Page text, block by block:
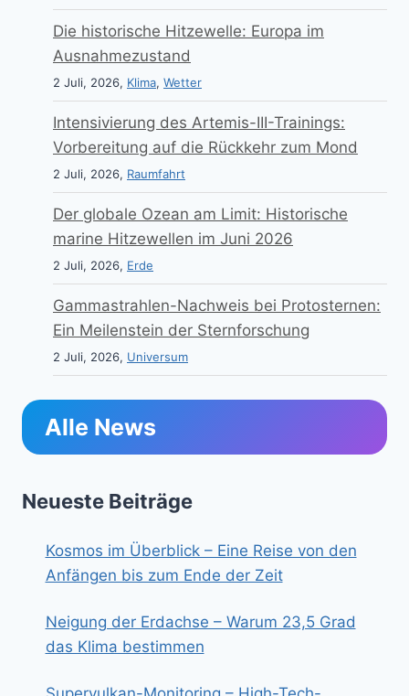
Die historische Hitzewelle: Europa im
Ausnahmezustand
2 Juli, 2026, Klima, Wetter
Intensivierung des Artemis-III-Trainings:
Vorbereitung auf die Rückkehr zum Mond
2 Juli, 2026, Raumfahrt
Der globale Ozean am Limit: Historische
marine Hitzewellen im Juni 2026
2 Juli, 2026, Erde
Gammastrahlen-Nachweis bei Protosternen:
Ein Meilenstein der Sternforschung
2 Juli, 2026, Universum
Alle News
Neueste Beiträge
Kosmos im Überblick – Eine Reise von den
Anfängen bis zum Ende der Zeit
Neigung der Erdachse – Warum 23,5 Grad
das Klima bestimmen